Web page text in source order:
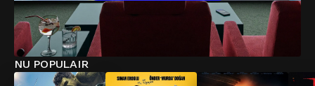
NU POPULAIR